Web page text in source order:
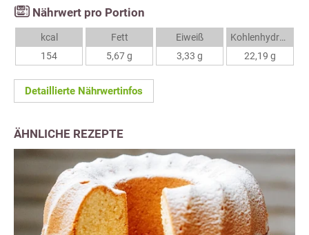
Nährwert pro Portion
kcal
154
Fett
5,67 g
Eiweiß
3,33 g
Kohlenhydrate
22,19 g
Detaillierte Nährwertinfos
ÄHNLICHE REZEPTE